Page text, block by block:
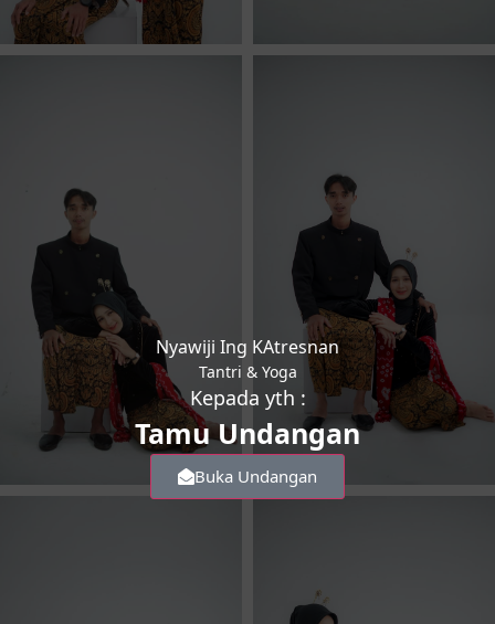
Nyawiji Ing KAtresnan
Tantri & Yoga
Kepada yth :
Tamu Undangan
Buka Undangan